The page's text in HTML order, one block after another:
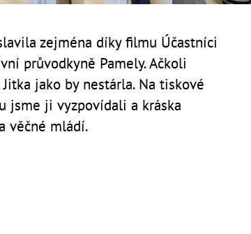
zejména díky filmu Účastníci
průvodkyně Pamely. Ačkoli
jako by nestárla. Na tiskové
jsme ji vyzpovídali a kráska
věčné mládí.